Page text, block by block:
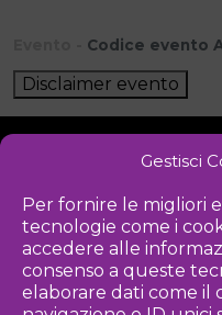
Gestisci
Per fornire le migliori
tecnologie come i
accedere alle
consenso a queste
elaborare dati come il
Codice evento
Disclaimer evento